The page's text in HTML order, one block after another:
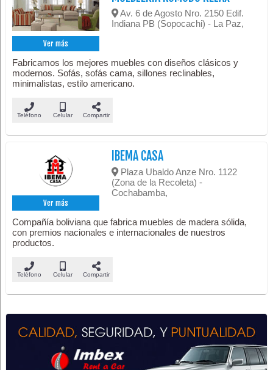
Ver más
Av. 6 de Agosto Nro. 2150 Edif.
Indiana PB (Sopocachi) - La Paz,
Fabricamos los mejores muebles con diseños clásicos y
modernos. Sofás, sofás cama, sillones reclinables,
minimalistas, estilo americano.
Teléfono Celular Compartir
Ver más
IBEMA CASA
Plaza Ubaldo Anze Nro. 1122
(Zona de la Recoleta) -
Cochabamba,
Compañía boliviana que fabrica muebles de madera sólida,
con premios nacionales e internacionales de nuestros
productos.
Teléfono Celular Compartir